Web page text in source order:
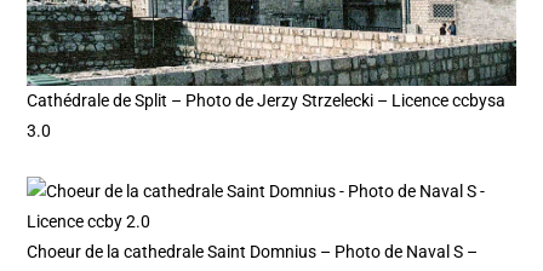
Cathédrale de Split – Photo de Jerzy Strzelecki – Licence ccbysa
3.0
Choeur de la cathedrale Saint Domnius – Photo de Naval S –